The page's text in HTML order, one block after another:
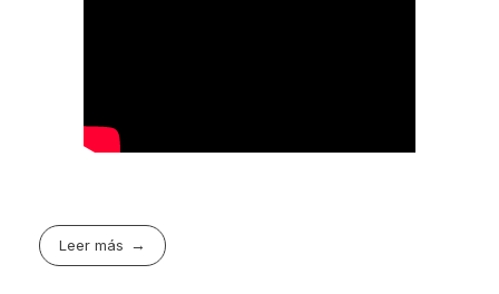
Leer más